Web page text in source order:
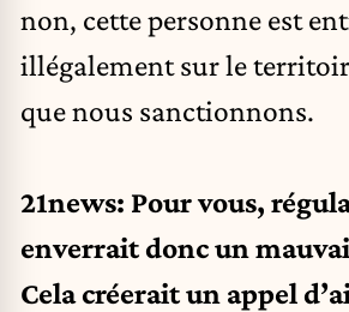
non, cette personne est
illégalement sur le
que nous sanctionnons.
21news: Pour vous,
enverrait donc un
Cela créerait un appel